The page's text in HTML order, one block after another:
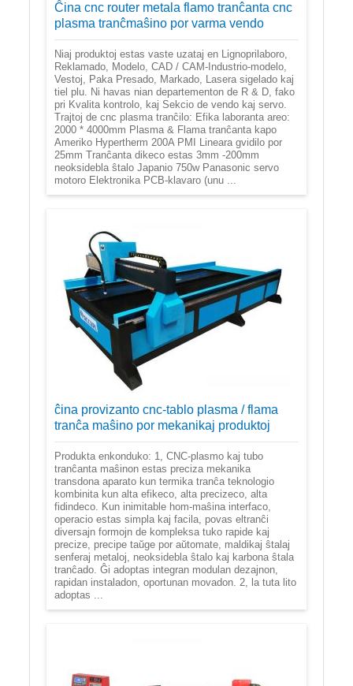
Ĉina cnc router metala flamo tranĉanta cnc
plasma tranĉmaŝino por varma vendo
Niaj produktoj estas vaste uzataj en Lignoprilaboro,
Reklamado, Modelo, CAD / CAM-Industrio-modelo,
Vestoj, Paka Presado, Markado, Lasera sigelado kaj
tiel plu. Ni havas nian departementon de R & D, fako
pri Kvalita kontrolo, kaj Sekcio de vendo kaj servo.
Trajtoj de cnc plasma tranĉilo: Efika laboranta areo:
2000 * 4000mm Plasma & Flama tranĉanta kapo
Ameriko Hypertherm 200A PMI Lineara gvidilo por
25mm Tranĉanta dikeco estas 3mm -200mm
neoksidebla ŝtalo Japanio 750w Panasonic servo
motoro Elektronika PCB-klavaro (unu ...
ĉina provizanto cnc-tablo plasma / flama
tranĉa maŝino por mekanikaj produktoj
Produkta enkonduko: 1, CNC-plasmo kaj tubo
tranĉanta maŝinon estas preciza mekanika
transdona aparato kun termika tranĉa teknologio
kombinita kun alta efikeco, alta precizeco, alta
fidindeco. Kun inimitable hom-maŝina interfaco,
operacio estas simpla kaj facila, povas eltranĉi
diversajn formojn de kompleksa tuko rapide kaj
precize, precipe taŭge por aŭtomate, maldikaj ŝtalaj
senferaj metaloj, neoksidebla ŝtalo kaj karbona ŝtala
tranĉado. Ĝi adoptas integran modulan dezajnon,
rapidan instaladon, oportunan movadon. 2, la tuta lito
adoptas ...